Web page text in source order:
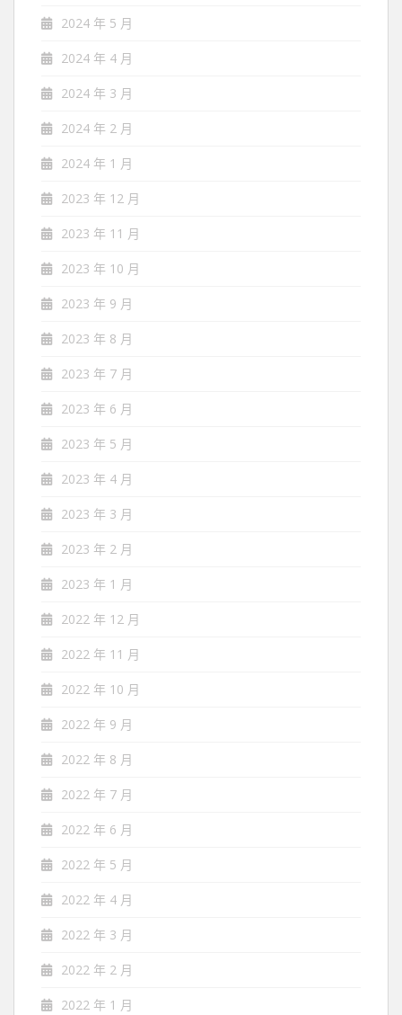
2024 年 5 月
2024 年 4 月
2024 年 3 月
2024 年 2 月
2024 年 1 月
2023 年 12 月
2023 年 11 月
2023 年 10 月
2023 年 9 月
2023 年 8 月
2023 年 7 月
2023 年 6 月
2023 年 5 月
2023 年 4 月
2023 年 3 月
2023 年 2 月
2023 年 1 月
2022 年 12 月
2022 年 11 月
2022 年 10 月
2022 年 9 月
2022 年 8 月
2022 年 7 月
2022 年 6 月
2022 年 5 月
2022 年 4 月
2022 年 3 月
2022 年 2 月
2022 年 1 月